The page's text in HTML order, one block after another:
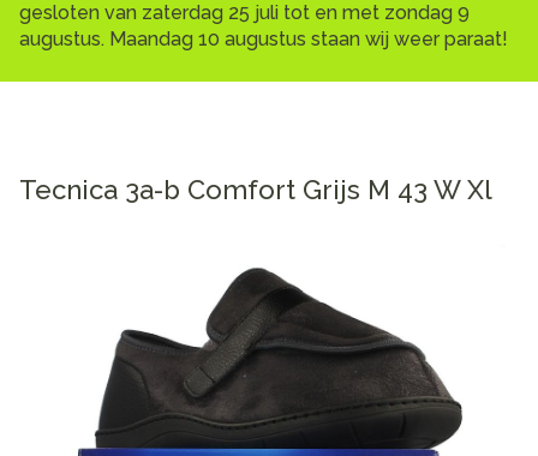
gesloten van zaterdag 25 juli tot en met zondag 9
augustus. Maandag 10 augustus staan wij weer paraat!
Tecnica 3a-b Comfort Grijs M 43 W Xl